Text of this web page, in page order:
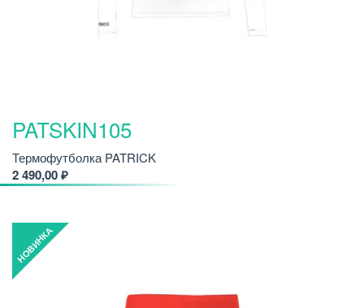
PATSKIN105
Термофутболка PATRICK
2 490,00 ₽